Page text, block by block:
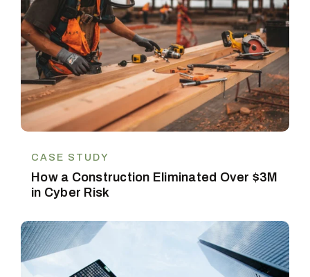
CASE STUDY
How a Construction Eliminated Over $3M
in Cyber Risk